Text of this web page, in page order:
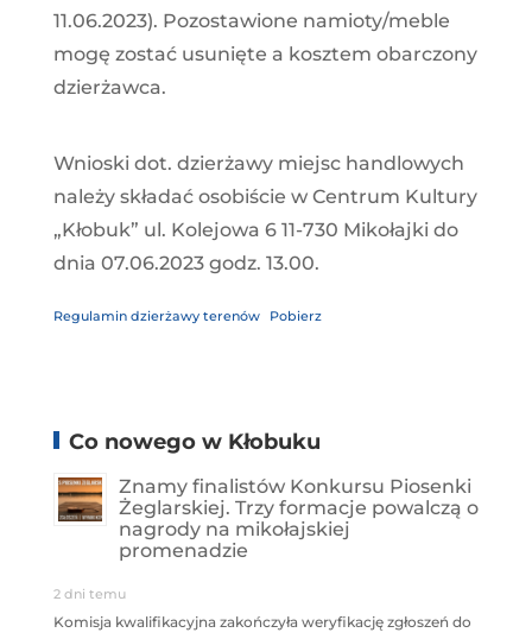
11.06.2023). Pozostawione namioty/meble
mogę zostać usunięte a kosztem obarczony
dzierżawca.
Wnioski dot. dzierżawy miejsc handlowych
należy składać osobiście w Centrum Kultury
„Kłobuk” ul. Kolejowa 6 11-730 Mikołajki do
dnia 07.06.2023 godz. 13.00.
Regulamin dzierżawy terenów Pobierz
Co nowego w Kłobuku
Znamy finalistów Konkursu Piosenki
Żeglarskiej. Trzy formacje powalczą o
nagrody na mikołajskiej
promenadzie
2 dni temu
Komisja kwalifikacyjna zakończyła weryfikację zgłoszeń do